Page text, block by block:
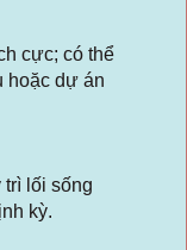
cực; có thể
hoặc dự án
trì lối sống
kỳ.